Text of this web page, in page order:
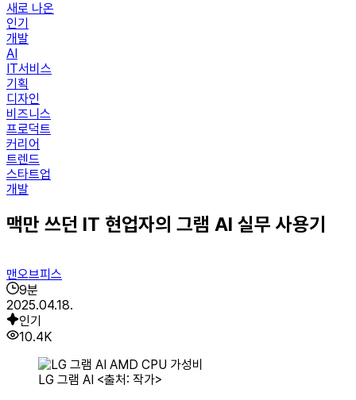
새로 나온
인기
개발
AI
IT서비스
기획
디자인
비즈니스
프로덕트
커리어
트렌드
스타트업
개발
맥만 쓰던 IT 현업자의 그램 AI 실무 사용기
맨오브피스
9분
2025.04.18.
인기
10.4K
LG 그램 AI <출처: 작가>